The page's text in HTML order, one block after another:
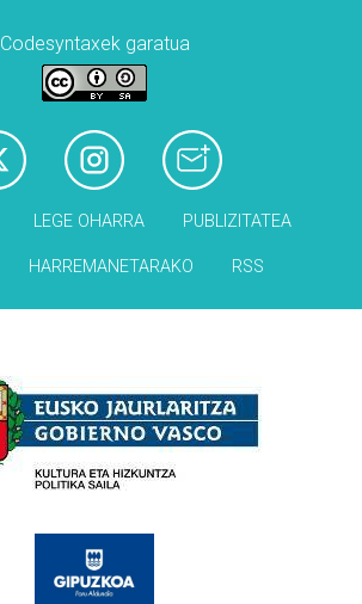
Codesyntaxek garatua
LEGE OHARRA PUBLIZITATEA
HARREMANETARAKO RSS